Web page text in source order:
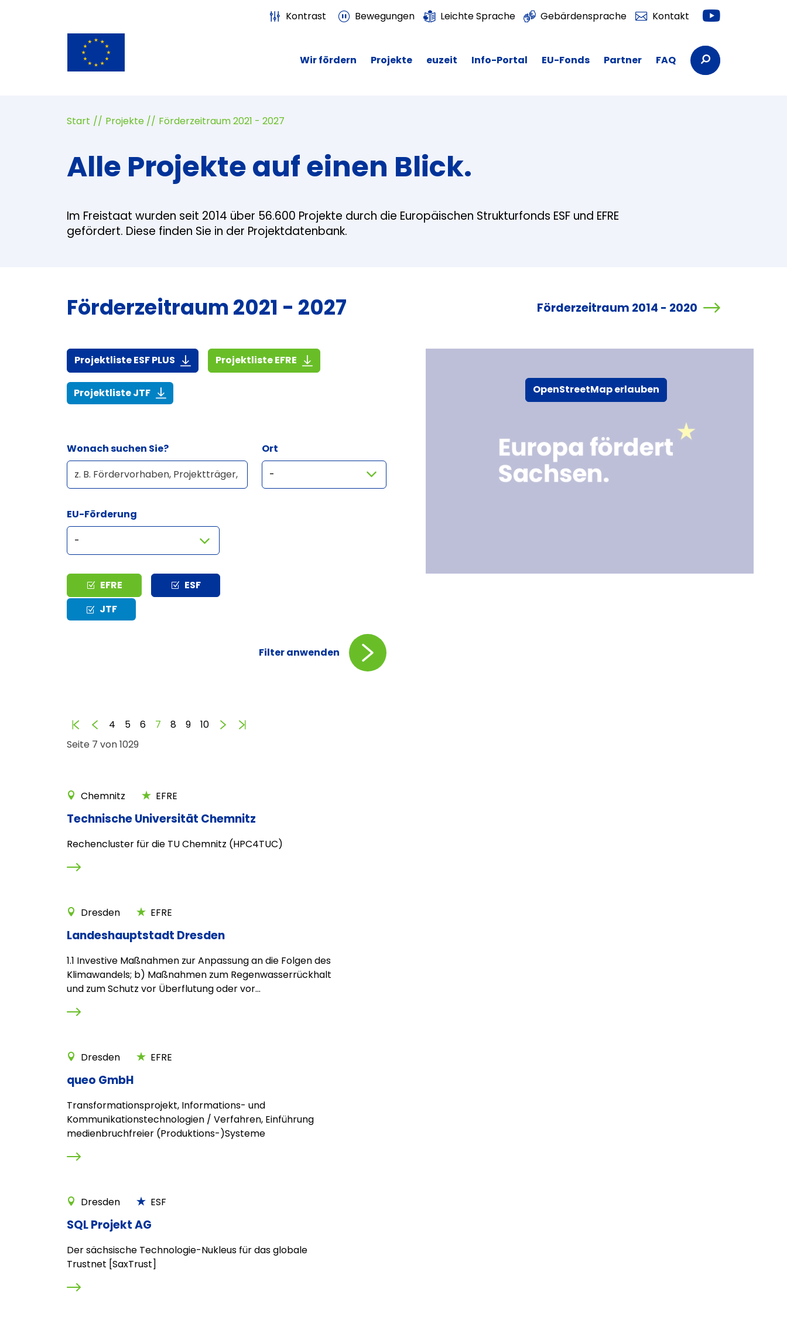
Kontrast Bewegungen Leichte Sprache Gebärdensprache Kontakt Youtube
Wir fördern Projekte euzeit Info-Portal EU-Fonds Partner FAQ Suchbegriffe
Start Projekte Förderzeitraum 2021 - 2027
Alle Projekte auf einen Blick.
Im Freistaat wurden seit 2014 über 56.600 Projekte durch die Europäischen Strukturfonds ESF und EFRE
gefördert. Diese finden Sie in der Projektdatenbank.
Förderzeitraum 2021 - 2027 Förderzeitraum 2014 - 2020
Projektliste ESF PLUS (916,7 KiB)Projektliste EFRE (1,4 MiB)
Projektliste JTF(268,6 KiB)
Wonach suchen Sie? Ort
EU-Förderung
Typ EFRE
ESF
JTF
Filter anwenden
Seite 7 von 1029
AnfangZurück
4 5 6 7 8 9 10 Vorwärts
Chemnitz EFRE
Technische Universität Chemnitz
Rechencluster für die TU Chemnitz (HPC4TUC)
Dresden EFRE
Landeshauptstadt Dresden
1.1 Investive Maßnahmen zur Anpassung an die Folgen des
Klimawandels; b) Maßnahmen zum Regenwasserrückhalt
und zum Schutz vor Überflutung oder vor...
Dresden EFRE
queo GmbH
Transformationsprojekt, Informations- und
Kommunikationstechnologien / Verfahren, Einführung
medienbruchfreier (Produktions-)Systeme
Dresden ESF
SQL Projekt AG
Der sächsische Technologie-Nukleus für das globale
Trustnet [SaxTrust]
OpenStreetMap erlauben